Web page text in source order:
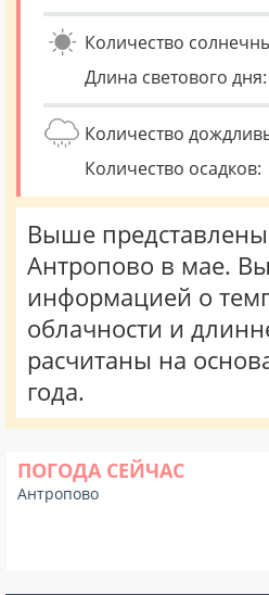
Количество
Длина светового дня:
Количество
Количество осадков:
Выше
Антропово в мае.
информацией о
облачности и
расчитаны на
года.
ПОГОДА СЕЙЧАС
Антропово